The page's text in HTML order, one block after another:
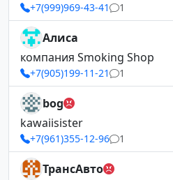
+7(999)969-43-41 1
Алиса
компания Smoking Shop
+7(905)199-11-21 1
bog
kawaiisister
+7(961)355-12-96 1
ТрансАвто